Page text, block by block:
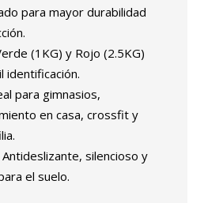
para mayor durabilidad
(1KG) y Rojo (2.5KG)
identificación.
para gimnasios,
en casa, crossfit y
silencioso y
el suelo.